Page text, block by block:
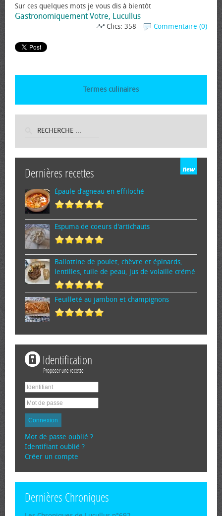
Sur ces quelques mots je vous dis à bientôt
Gastronomiquement Votre, Lucullus
Commentaire (0)
Clics: 358
Termes culinaires
Dernières recettes
Épaule d’agneau en effiloché
Espuma de cœurs d'artichauts
Ballottine de poulet, chèvre et épinards,
lentilles, tuile de peau, jus de volaille crémé
Feuilleté au jambon et champignons
Identification
Proposer une recette
Connexion
Mot de passe oublié ?
Identifiant oublié ?
Créer un compte
Dernières Chroniques